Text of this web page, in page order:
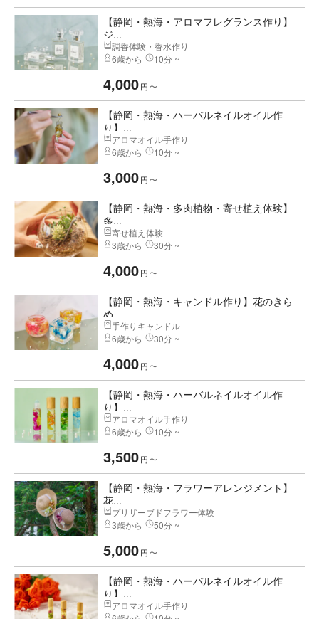
【静岡・熱海・アロマフレグランス作り】
ジ...
調香体験・香水作り
6歳から
10分 ~
4,000円 〜
【静岡・熱海・ハーバルネイルオイル作
り】...
アロマオイル手作り
6歳から
10分 ~
3,000円 〜
【静岡・熱海・多肉植物・寄せ植え体験】
多...
寄せ植え体験
3歳から
30分 ~
4,000円 〜
【静岡・熱海・キャンドル作り】花のきら
め...
手作りキャンドル
6歳から
30分 ~
4,000円 〜
【静岡・熱海・ハーバルネイルオイル作
り】...
アロマオイル手作り
6歳から
10分 ~
3,500円 〜
【静岡・熱海・フラワーアレンジメント】
花...
プリザーブドフラワー体験
3歳から
50分 ~
5,000円 〜
【静岡・熱海・ハーバルネイルオイル作
り】...
アロマオイル手作り